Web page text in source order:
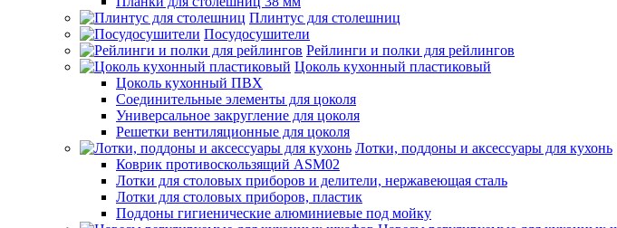
Плинтус для столешниц
Посудосушители
Рейлинги и полки для рейлингов
Цоколь кухонный пластиковый
Цоколь кухонный ПВХ
Соединительные элементы для цоколя
Универсальное закругление для цоколя
Решетки вентиляционные для цоколя
Лотки, поддоны и аксессуары для кухонь
Коврик противоскользящий ASM02
Лотки для столовых приборов и делители, нержавеющая сталь
Лотки для столовых приборов, пластик
Поддоны гигиенические алюминиевые под мойку